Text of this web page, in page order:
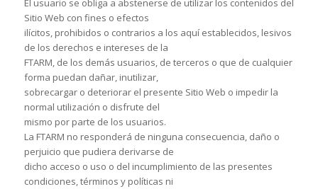
El usuario se obliga a abstenerse de utilizar los contenidos del
Sitio Web con fines o efectos
ilícitos, prohibidos o contrarios a los aquí establecidos, lesivos
de los derechos e intereses de la
FTARM, de los demás usuarios, de terceros o que de cualquier
forma puedan dañar, inutilizar,
sobrecargar o deteriorar el presente Sitio Web o impedir la
normal utilización o disfrute del
mismo por parte de los usuarios.
La FTARM no responderá de ninguna consecuencia, daño o
perjuicio que pudiera derivarse de
dicho acceso o uso o del incumplimiento de las presentes
condiciones, términos y políticas ni